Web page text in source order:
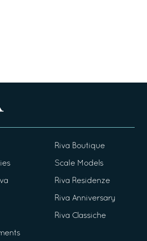
Riva Boutique
Scale Models
Riva Residenze
Riva Anniversary
Riva Classiche